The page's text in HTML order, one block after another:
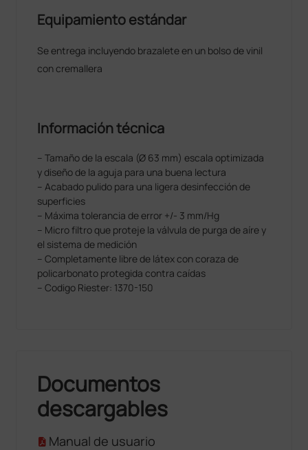
Equipamiento estándar
Se entrega incluyendo brazalete en un bolso de vinil
con cremallera
Información técnica
– Tamaño de la escala (Ø 63 mm) escala optimizada
y diseño de la aguja para una buena lectura
– Acabado pulido para una ligera desinfección de
superﬁcies
– Máxima tolerancia de error +/- 3 mm/Hg
– Micro ﬁltro que proteje la válvula de purga de aíre y
el sistema de medición
– Completamente libre de látex con coraza de
policarbonato protegida contra caídas
– Codigo Riester: 1370-150
Documentos
descargables
Manual de usuario